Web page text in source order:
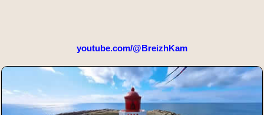
youtube.com/@BreizhKam